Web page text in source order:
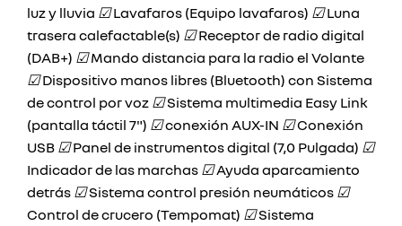
luz y lluvia ☑Lavafaros (Equipo lavafaros) ☑Luna
trasera calefactable(s) ☑Receptor de radio digital
(DAB+) ☑Mando distancia para la radio el Volante
☑Dispositivo manos libres (Bluetooth) con Sistema
de control por voz ☑Sistema multimedia Easy Link
(pantalla táctil 7") ☑conexión AUX-IN ☑Conexión
USB ☑Panel de instrumentos digital (7,0 Pulgada) ☑
Indicador de las marchas ☑Ayuda aparcamiento
detrás ☑Sistema control presión neumáticos ☑
Control de crucero (Tempomat) ☑Sistema